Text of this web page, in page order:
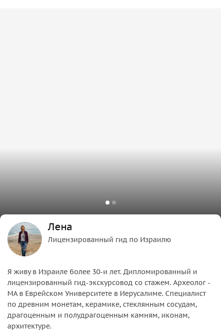
Лена
Лицензированный гид по Израилю
Я живу в Израиле более 30-и лет. Дипломированный и
лицензированный гид-экскурсовод со стажем. Археолог -
МА в Еврейском Университете в Иерусалиме. Специалист
по древним монетам, керамике, стеклянным сосудам,
драгоценным и полудрагоценным камням, иконам,
архитектуре.